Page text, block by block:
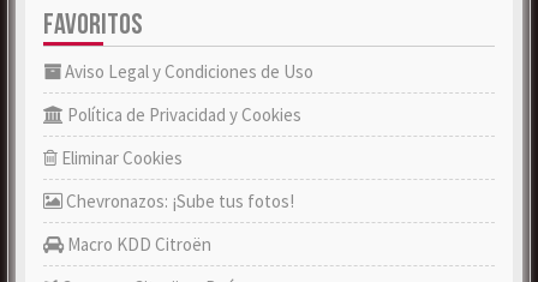
FAVORITOS
Aviso Legal y Condiciones de Uso
Política de Privacidad y Cookies
Eliminar Cookies
Chevronazos: ¡Sube tus fotos!
Macro KDD Citroën